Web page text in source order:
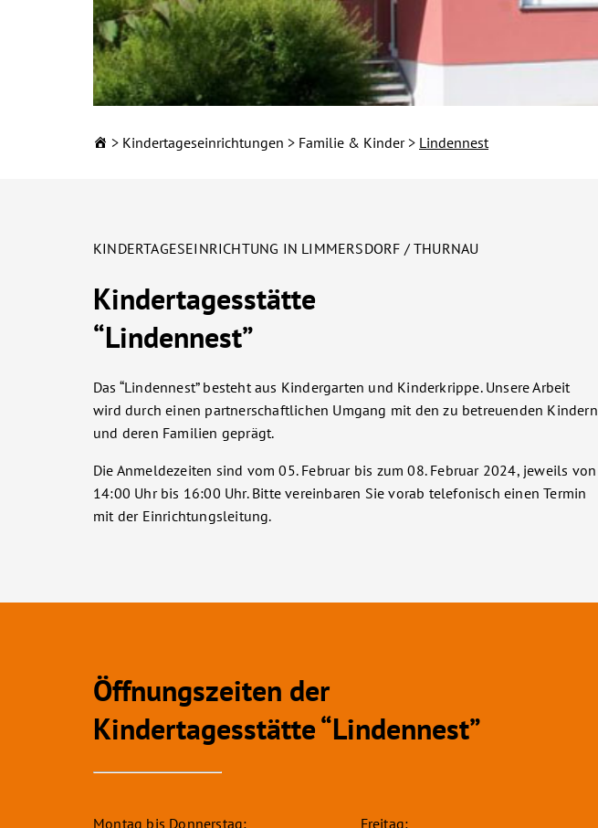
Ihre Kita in Stadt und
Kindertageseinrichtungen Familie & Kinder Lindennest
KINDERTAGESEINRICHTUNG IN LIMMERSDORF / THURNAU
Kindertagesstätte
“Lindennest”
Das “Lindennest” besteht aus Kindergarten und Kinderkrippe. Unsere Arbeit
wird durch einen partnerschaftlichen Umgang mit den zu betreuenden Kindern
und deren Familien geprägt.
Die Anmeldezeiten sind vom 05. Februar bis zum 08. Februar 2024, jeweils von
14:00 Uhr bis 16:00 Uhr. Bitte vereinbaren Sie vorab telefonisch einen Termin
mit der Einrichtungsleitung.
Öffnungszeiten der
Kindertagesstätte “Lindennest”
Montag bis Donnerstag:
Freitag: